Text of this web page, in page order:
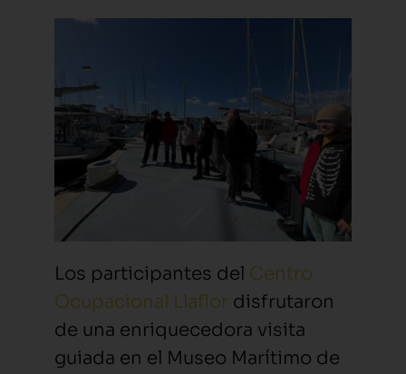
Los participantes del Centro
Ocupacional Llaflor disfrutaron
de una enriquecedora visita
guiada en el Museo Marítimo de